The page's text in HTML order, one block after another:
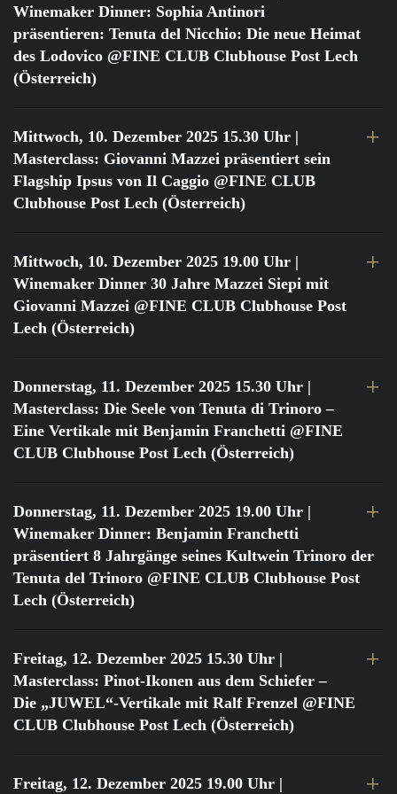
Winemaker Dinner: Sophia Antinori
präsentieren: Tenuta del Nicchio: Die neue Heimat
des Lodovico @FINE CLUB Clubhouse Post Lech
(Österreich)
Mittwoch, 10. Dezember 2025 15.30 Uhr |
Masterclass: Giovanni Mazzei präsentiert sein
Flagship Ipsus von Il Caggio @FINE CLUB
Clubhouse Post Lech (Österreich)
Mittwoch, 10. Dezember 2025 19.00 Uhr |
Winemaker Dinner 30 Jahre Mazzei Siepi mit
Giovanni Mazzei @FINE CLUB Clubhouse Post
Lech (Österreich)
Donnerstag, 11. Dezember 2025 15.30 Uhr |
Masterclass: Die Seele von Tenuta di Trinoro –
Eine Vertikale mit Benjamin Franchetti @FINE
CLUB Clubhouse Post Lech (Österreich)
Donnerstag, 11. Dezember 2025 19.00 Uhr |
Winemaker Dinner: Benjamin Franchetti
präsentiert 8 Jahrgänge seines Kultwein Trinoro der
Tenuta del Trinoro @FINE CLUB Clubhouse Post
Lech (Österreich)
Freitag, 12. Dezember 2025 15.30 Uhr |
Masterclass: Pinot-Ikonen aus dem Schiefer –
Die „JUWEL“-Vertikale mit Ralf Frenzel @FINE
CLUB Clubhouse Post Lech (Österreich)
Freitag, 12. Dezember 2025 19.00 Uhr |